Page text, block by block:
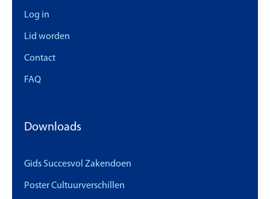
Log in
Lid worden
Contact
FAQ
Downloads
Gids Succesvol Zakendoen
Poster Cultuurverschillen